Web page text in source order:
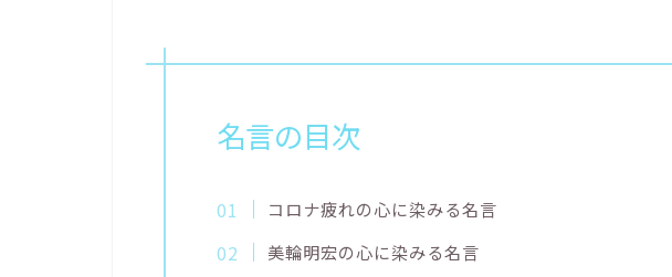
名言の目次
コロナ疲れの心に染みる名言
美輪明宏の心に染みる名言